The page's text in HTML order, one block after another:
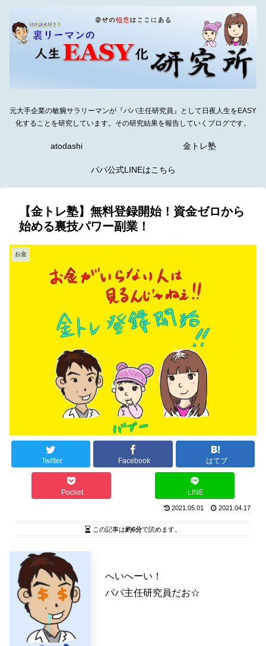
元大手企業の敏腕サラリーマンが『パパ主任研究員』として日夜人生をEASY
化することを研究しています。その研究結果を報告していくブログです。
atodashi 金トレ塾
パパ公式LINEはこちら
【金トレ塾】無料登録開始！資金ゼロから
始める裏技パワー副業！
お金
Twitter Facebook はてブ
Pocket LINE
2021.05.01 2021.04.17
この記事は約6分で読めます。
へいへーい！
パパ主任研究員だお☆